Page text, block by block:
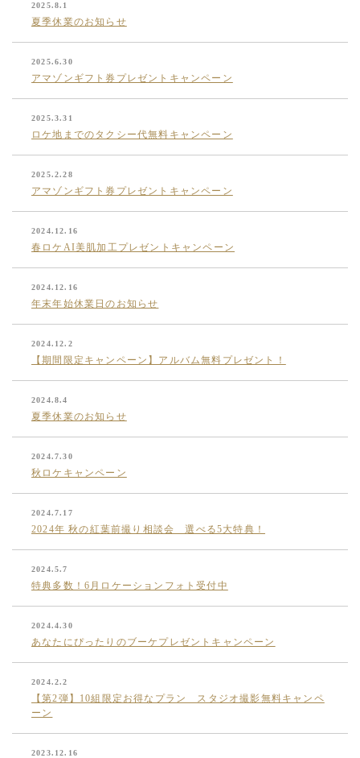
2025.8.1
夏季休業のお知らせ
2025.6.30
アマゾンギフト券プレゼントキャンペーン
2025.3.31
ロケ地までのタクシー代無料キャンペーン
2025.2.28
アマゾンギフト券プレゼントキャンペーン
2024.12.16
春ロケAI美肌加工プレゼントキャンペーン
2024.12.16
年末年始休業日のお知らせ
2024.12.2
【期間限定キャンペーン】アルバム無料プレゼント！
2024.8.4
夏季休業のお知らせ
2024.7.30
秋ロケキャンペーン
2024.7.17
2024年 秋の紅葉前撮り相談会 選べる5大特典！
2024.5.7
特典多数！6月ロケーションフォト受付中
2024.4.30
あなたにぴったりのブーケプレゼントキャンペーン
2024.2.2
【第2弾】10組限定お得なプラン スタジオ撮影無料キャンペ
ーン
2023.12.16